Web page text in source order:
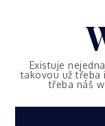
Existuje
takovou už třeba
třeba náš